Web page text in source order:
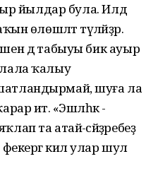
йылдар була. Илдә
өлөшләтә түләйҙәр.
дә табыуы бик ауыр
ҡалыу
шуға ла
итә. «Эшләһәк -
та атай-әсәйҙәребеҙ
килә улар шул